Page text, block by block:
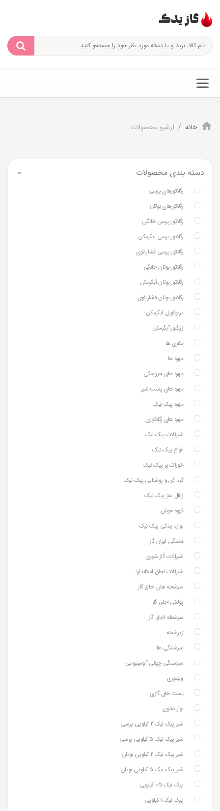
خانه آرشیو محصولات
دسته بندی محصولات
رگلاتورهای پرسی
رگلاتورهای بوتان
رگلاتور پرسی خانگی
رگلاتور پرسی آبگرمکن
رگلاتور پرسی فشار قوی
رگلاتور بوتان خانگی
رگلاتور بوتان آبگرمکن
رگلاتور بوتان فشار قوی
ترموکوپل آبگرمکن
ژیگلور آبگرمکن
مغزی ها
مهره ها
مهره های خروسکی
مهره های پشت شیر
مهره پیک نیک
مهره های رگلاتوری
شیرآلات پیک نیک
انواع پیک نیک
خوراک پز پیک نیک
گرم کن و روشنایی پیک نیک
زغال ساز پیک نیک
قهوه جوش
لوازم یدکی پیک نیک
فشنگی ایران گاز
شیرآلات گاز شهری
شیرآلات اجاق استاندارد
سرشعله های اجاق گاز
پولکی اجاق گاز
سرشعله اجاق گاز
زیرشعله
سرشلنگی ها
سرشلنگی چپقی آلومینیومی
وینتوری
بست های گازی
نوار تفلون
شیر پیک نیک 2 کیلویی پرسی
شیر پیک نیک 5 کیلویی پرسی
شیر پیک نیک 2 کیلویی بوتان
شیر پیک نیک 5 کیلویی بوتان
پیک نیک 0.5 کیلویی
پیک نیک 1 کیلویی